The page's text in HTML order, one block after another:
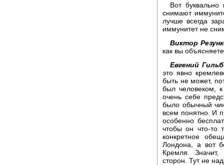
Вот
снимают
лучше всегда
иммунитет не
Виктор
как вы
Евгений
это явно
быть не может,
был человеком,
очень себе
было обычный
всем понятно. И
особенно
чтобы он что-то
конкретное
Лондона, а вот
Кремля.
сторон. Тут не